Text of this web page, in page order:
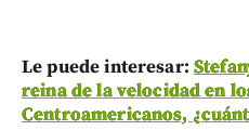
Le puede interesar:
reina de la velocidad en
Centroamericanos,